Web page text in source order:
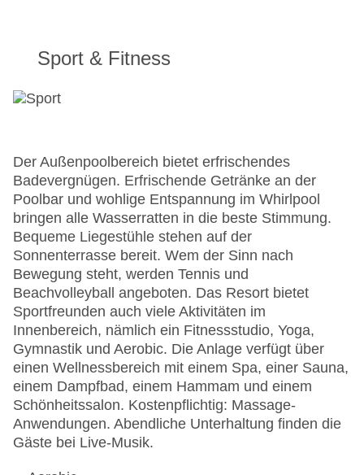
Sport & Fitness
Der Außenpoolbereich bietet erfrischendes
Badevergnügen. Erfrischende Getränke an der
Poolbar und wohlige Entspannung im Whirlpool
bringen alle Wasserratten in die beste Stimmung.
Bequeme Liegestühle stehen auf der
Sonnenterrasse bereit. Wem der Sinn nach
Bewegung steht, werden Tennis und
Beachvolleyball angeboten. Das Resort bietet
Sportfreunden auch viele Aktivitäten im
Innenbereich, nämlich ein Fitnessstudio, Yoga,
Gymnastik und Aerobic. Die Anlage verfügt über
einen Wellnessbereich mit einem Spa, einer Sauna,
einem Dampfbad, einem Hammam und einem
Schönheitssalon. Kostenpflichtig: Massage-
Anwendungen. Abendliche Unterhaltung finden die
Gäste bei Live-Musik.